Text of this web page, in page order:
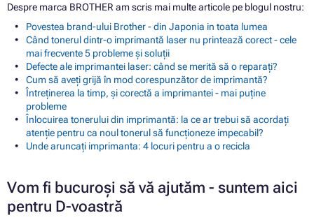
Despre marca BROTHER am scris mai multe articole pe blogul nostru:
Povestea brand-ului Brother - din Japonia in toata lumea
Când tonerul dintr-o imprimantă laser nu printează corect - cele
mai frecvente 5 probleme și soluții
Defecte ale imprimantei laser: când se merită să o reparați?
Cum să aveți grijă în mod corespunzător de imprimantă?
Întreținerea la timp, și corectă a imprimantei - mai puține
probleme
Înlocuirea tonerului din imprimantă: la ce ar trebui să acordați
atenție pentru ca noul tonerul să funcționeze impecabil?
Unde aruncați imprimanta: 4 locuri pentru a o recicla
Vom fi bucuroși să vă ajutăm - suntem aici
pentru D-voastră